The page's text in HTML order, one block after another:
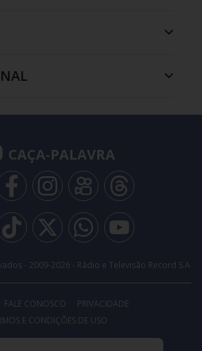
CAÇA-PALAVRA
- 2009-2026- Rádio e Televisão Record S.A
FALE CONOSCO
PRIVACIDADE
E CONDIÇÕES DE USO